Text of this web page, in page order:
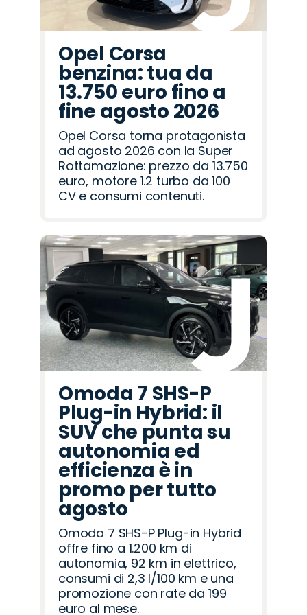
Opel Corsa
benzina: tua da
13.750 euro fino a
fine agosto 2026
Opel Corsa torna protagonista
ad agosto 2026 con la Super
Rottamazione: prezzo da 13.750
euro, motore 1.2 turbo da 100
CV e consumi contenuti.
Omoda 7 SHS-P
Plug-in Hybrid: il
SUV che punta su
autonomia ed
efficienza è in
promo per tutto
agosto
Omoda 7 SHS-P Plug-in Hybrid
offre fino a 1.200 km di
autonomia, 92 km in elettrico,
consumi di 2,3 l/100 km e una
promozione con rate da 199
euro al mese.